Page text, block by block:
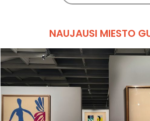
NAUJAUSI MIESTO